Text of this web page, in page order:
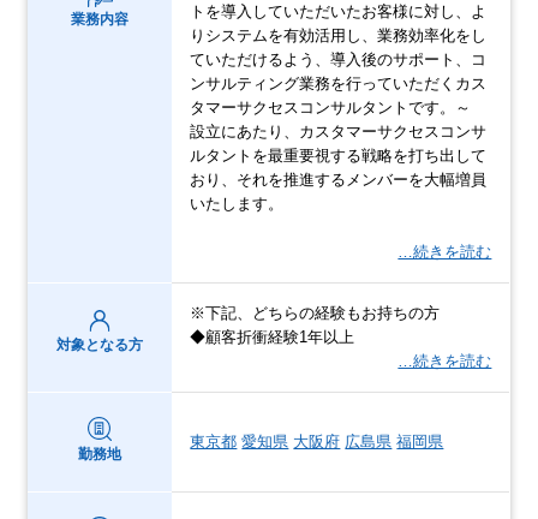
業務内容
トを導入していただいたお客様に対し、よ
りシステムを有効活用し、業務効率化をし
ていただけるよう、導入後のサポート、コ
ンサルティング業務を行っていただくカス
タマーサクセスコンサルタントです。～
設立にあたり、カスタマーサクセスコンサ
ルタントを最重要視する戦略を打ち出して
おり、それを推進するメンバーを大幅増員
いたします。
…続きを読む
対象となる方
※下記、どちらの経験もお持ちの方
◆顧客折衝経験1年以上
…続きを読む
勤務地
東京都 愛知県 大阪府 広島県 福岡県